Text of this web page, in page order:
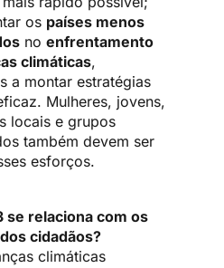
os países menos
noenfrentamento
climáticas,
a montar estratégias
Mulheres, jovens,
locais e grupos
também devem ser
esforços.
se relaciona com os
cidadãos?
climáticas